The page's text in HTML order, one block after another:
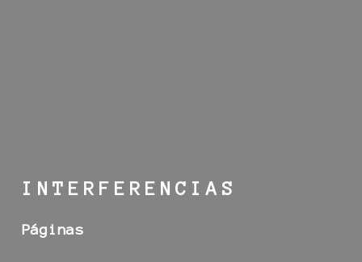
INTERFERENCIAS
Páginas